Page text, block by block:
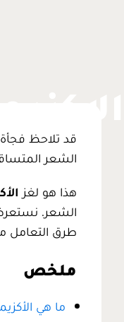
قد تلاحظ
الشعر
هذا هو لغز
الشعر.
طرق التعامل
ملخص
ما هي